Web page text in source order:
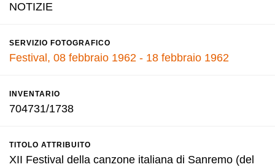
NOTIZIE
SERVIZIO FOTOGRAFICO
Festival, 08 febbraio 1962 - 18 febbraio 1962
INVENTARIO
704731/1738
TITOLO ATTRIBUITO
XII Festival della canzone italiana di Sanremo (del